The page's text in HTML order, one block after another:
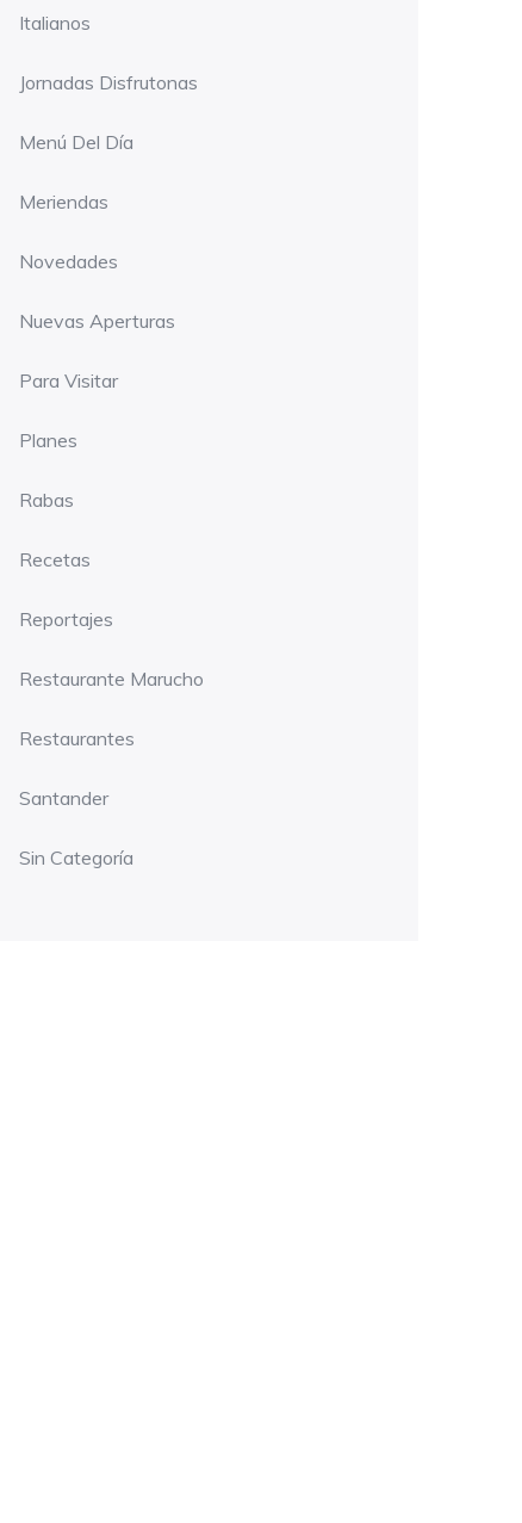
Italianos
Jornadas Disfrutonas
Menú Del Día
Meriendas
Novedades
Nuevas Aperturas
Para Visitar
Planes
Rabas
Recetas
Reportajes
Restaurante Marucho
Restaurantes
Santander
Sin Categoría